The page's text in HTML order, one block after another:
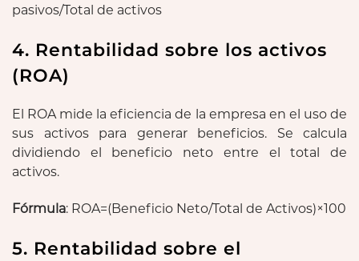
pasivos/Total de activos
4. Rentabilidad sobre los activos
(ROA)
El ROA mide la eficiencia de la empresa en el uso de
sus activos para generar beneficios. Se calcula
dividiendo el beneficio neto entre el total de
activos.
Fórmula: ROA=(Beneficio Neto/Total de Activos)×100
5. Rentabilidad sobre el